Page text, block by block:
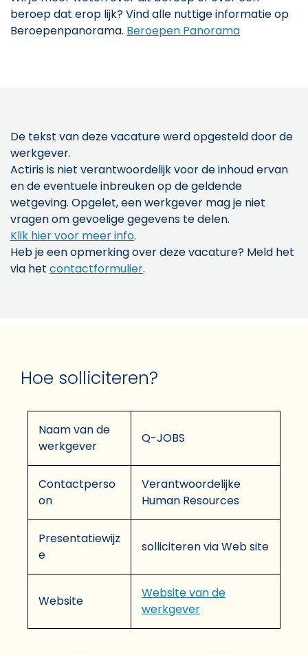
beroep dat erop lijk? Vind alle nuttige informatie op
Beroepenpanorama. Beroepen Panorama
De tekst van deze vacature werd opgesteld door de
werkgever.
Actiris is niet verantwoordelijk voor de inhoud ervan
en de eventuele inbreuken op de geldende
wetgeving. Opgelet, een werkgever mag je niet
vragen om gevoelige gegevens te delen.
Klik hier voor meer info.
Heb je een opmerking over deze vacature? Meld het
via het contactformulier.
Hoe solliciteren?
Naam van de
werkgever
Q-JOBS
Contactperso
on
Verantwoordelijke
Human Resources
Presentatiewijz
e
solliciteren via Web site
Website
Website van de
werkgever